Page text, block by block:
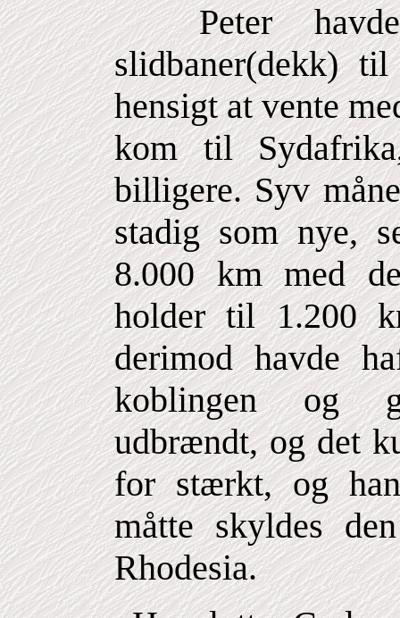
Peter
slidbaner(dekk)
hensigt at vente
kom til
billigere. Syv
stadig som nye,
8.000 km med
holder til 1.200
derimod havde
koblingen og
udbrændt, og det
for stærkt, og
måtte skyldes
Rhodesia.